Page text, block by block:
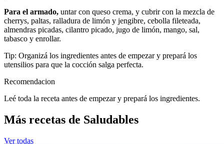
Para el armado, untar con queso crema, y cubrir con la mezcla de
cherrys, paltas, ralladura de limón y jengibre, cebolla fileteada,
almendras picadas, cilantro picado, jugo de limón, mango, sal,
tabasco y enrollar.
Tip: Organizá los ingredientes antes de empezar y prepará los
utensilios para que la cocción salga perfecta.
Recomendacion
Leé toda la receta antes de empezar y prepará los ingredientes.
Más recetas de Saludables
Ver todas